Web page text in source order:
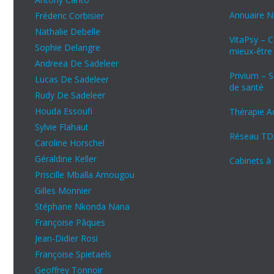
Fréderic Corbisier
Nathalie Debelle
Sophie Delangre
Andreea De Sadeleer
Lucas De Sadeleer
Rudy De Sadeleer
Houda Essoufi
Sylvie Flahaut
Caroline Horschel
Géraldine Keller
Priscille Mballa Amougou
Gilles Monnier
Stéphane Nkonda Nana
Françoise Pâques
Jean-Didier Rosi
Françoise Spietaels
Geoffrey Tonnoir
Annuaire
VitaPsy –
mieux-être
Privium –
de santé
Thérapie
Réseau
Cabinets